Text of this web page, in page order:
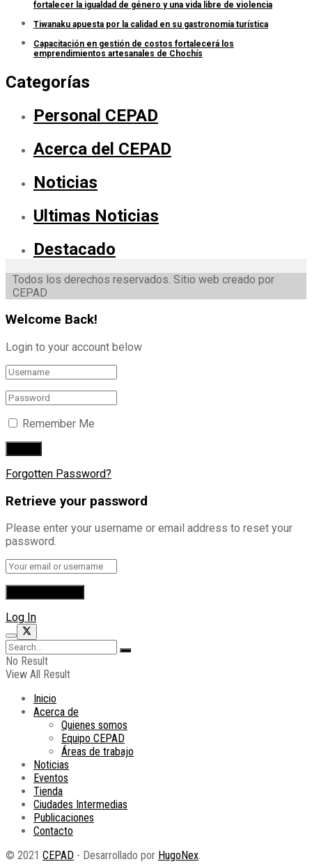
fortalecer la igualdad de género y una vida libre de violencia
Tiwanaku apuesta por la calidad en su gastronomía turística
Capacitación en gestión de costos fortalecerá los
emprendimientos artesanales de Chochís
Categorías
Personal CEPAD
Acerca del CEPAD
Noticias
Ultimas Noticias
Destacado
Todos los derechos reservados. Sitio web creado por
CEPAD
Welcome Back!
Login to your account below
Remember Me
Forgotten Password?
Retrieve your password
Please enter your username or email address to reset your
password.
Log In
No Result
View All Result
Inicio
Acerca de
Quienes somos
Equipo CEPAD
Áreas de trabajo
Noticias
Eventos
Tienda
Ciudades Intermedias
Publicaciones
Contacto
© 2021 CEPAD - Desarrollado por HugoNex